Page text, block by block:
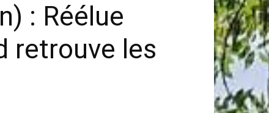
: Réélue
retrouve les